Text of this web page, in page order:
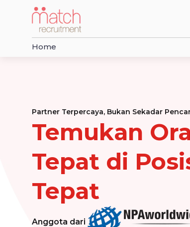
Home
Partner Terpercaya, Bukan Sekadar
Temukan
Tepat di
Tepat
Anggota dari